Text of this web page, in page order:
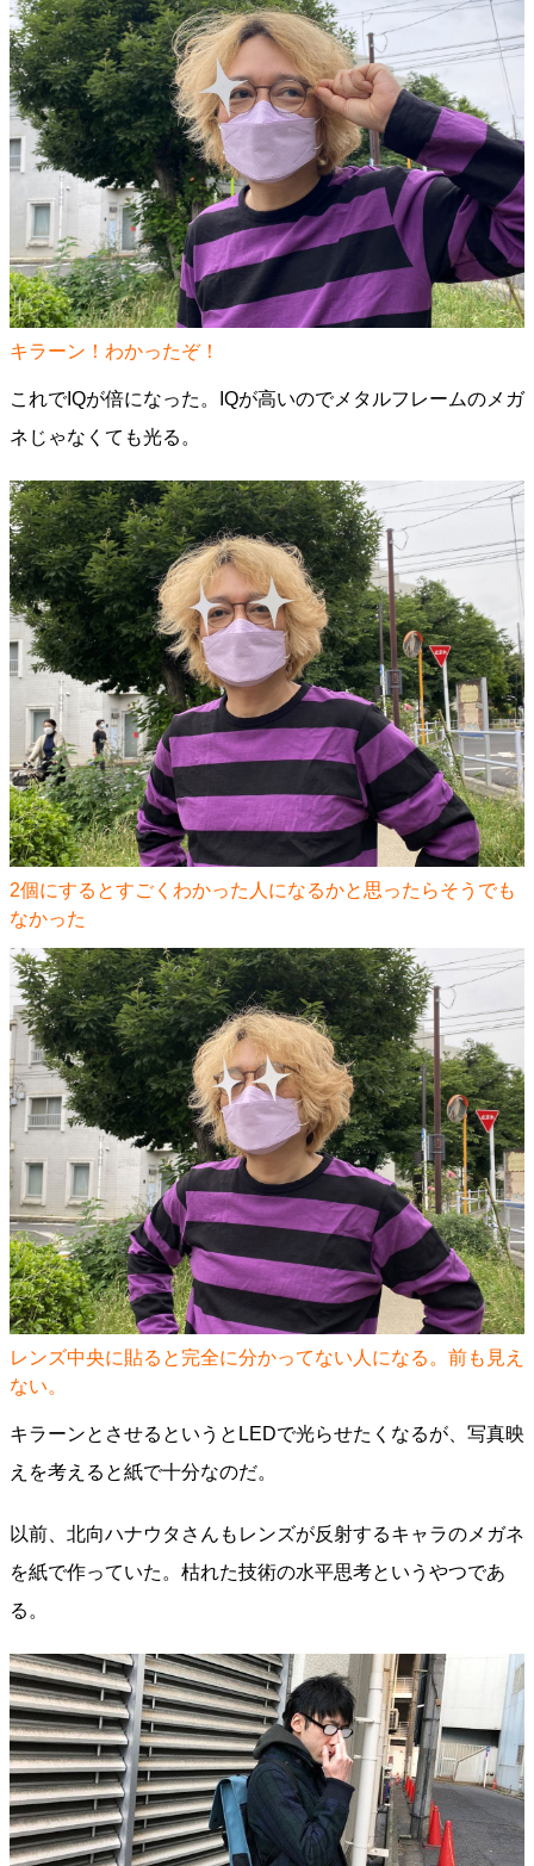
キラーン！わかったぞ！
これでIQが倍になった。IQが高いのでメタルフレームのメガ
ネじゃなくても光る。
2個にするとすごくわかった人になるかと思ったらそうでも
なかった
レンズ中央に貼ると完全に分かってない人になる。前も見え
ない。
キラーンとさせるというとLEDで光らせたくなるが、写真映
えを考えると紙で十分なのだ。
以前、北向ハナウタさんもレンズが反射するキャラのメガネ
を紙で作っていた。枯れた技術の水平思考というやつであ
る。